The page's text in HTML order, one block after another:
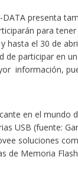
presenta
para
el 30 de
de participar en
información,
en el mundo
USB (fuente:
soluciones
de Memoria